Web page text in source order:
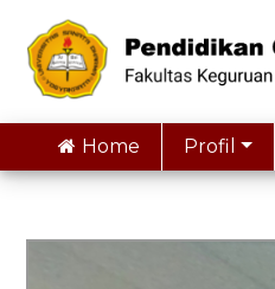
Home Profil